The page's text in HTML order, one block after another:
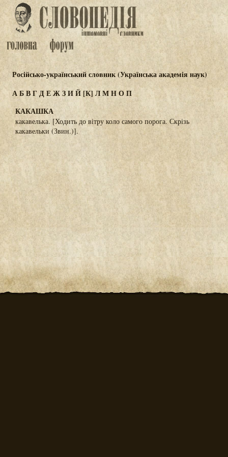
Російсько-український словник (Українська академія наук)
АБВГДЕЖЗИЙ[К]ЛМНОП
КАКАШКА
какавелька. [Ходить до вітру коло самого порога. Скрізь
какавельки (Звин.)].